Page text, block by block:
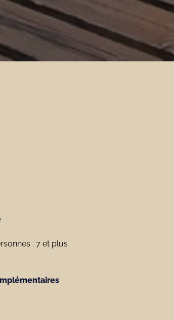
: 7 et plus